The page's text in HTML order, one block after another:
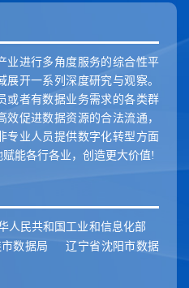
业进行多角度服务的综合性平
开一系列深度研究与观察。
或者有数据业务需求的各类群
促进数据资源的合法流通，
专业人员提供数字化转型方面
能各行各业，创造更大价值!
人民共和国工业和信息化部
数据局
辽宁省沈阳市数据